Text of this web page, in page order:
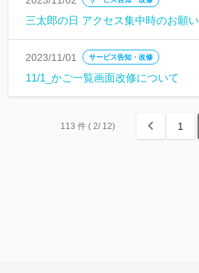
三太郎の日 アクセス集中時のお願い
2023/11/01 サービス告知・改修
11/1_かご一覧画面改修について
113 件 ( 2/ 12) 1